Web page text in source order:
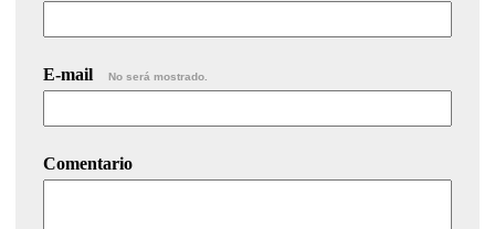
E-mail No será mostrado.
Comentario